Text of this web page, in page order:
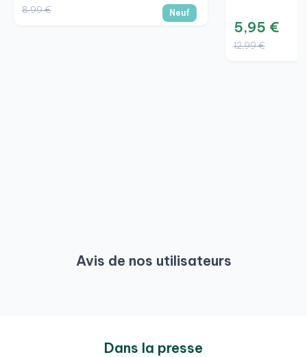
8,99 € Neuf
5,95 €
12,99 €
Avis de nos utilisateurs
Dans la presse